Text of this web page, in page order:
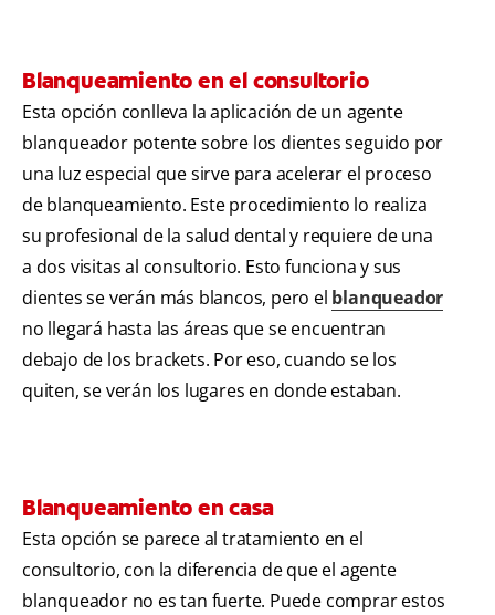
Blanqueamiento en el consultorio
Esta opción conlleva la aplicación de un agente
blanqueador potente sobre los dientes seguido por
una luz especial que sirve para acelerar el proceso
de blanqueamiento. Este procedimiento lo realiza
su profesional de la salud dental y requiere de una
a dos visitas al consultorio. Esto funciona y sus
dientes se verán más blancos, pero el blanqueador
no llegará hasta las áreas que se encuentran
debajo de los brackets. Por eso, cuando se los
quiten, se verán los lugares en donde estaban.
Blanqueamiento en casa
Esta opción se parece al tratamiento en el
consultorio, con la diferencia de que el agente
blanqueador no es tan fuerte. Puede comprar estos